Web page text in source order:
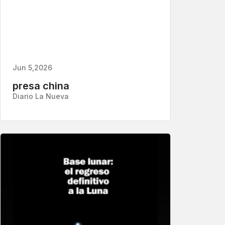
Jun 5,2026
presa china
Diario La Nueva